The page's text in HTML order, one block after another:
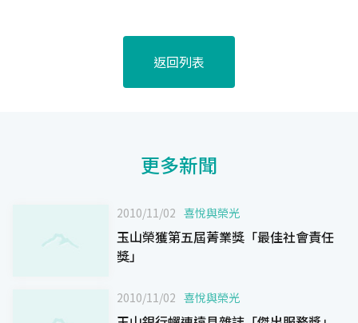
返回列表
更多新聞
2010/11/02 喜悅與榮光
玉山榮獲第五屆菁業獎「最佳社會責任
獎」
2010/11/02 喜悅與榮光